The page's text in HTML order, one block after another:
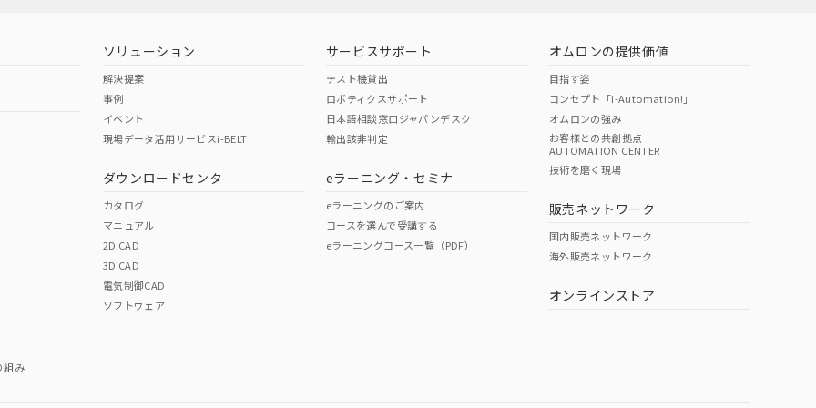
O O
等で未対応品が混在する可能性があります。
合わせください。
（日本
（アメリカ
この製品の規格認証/適合状況ページへ
その他の認証はこちらのページからご検索ください
組み
ソリューション
解決提案
事例
イベント
現場データ活用サービスi-BELT
ダウンロードセンタ
カタログ
マニュアル
2D CAD
3D CAD
電気制御CAD
ソフトウェア
サービスサポート
テスト機貸出
ロボティクスサポート
日本語相談窓口ジャパンデスク
輸出該非判定
eラーニング・セミナ
eラーニングのご案内
コースを選んで受講する
eラーニングコース一覧（PDF）
オムロンの提供価値
目指す姿
コンセプト「i-Automation!」
オムロンの強み
お客様との共創拠点
AUTOMATION CENTER
技術を磨く現場
販売ネットワーク
国内販売ネットワーク
海外販売ネットワーク
オンラインストア